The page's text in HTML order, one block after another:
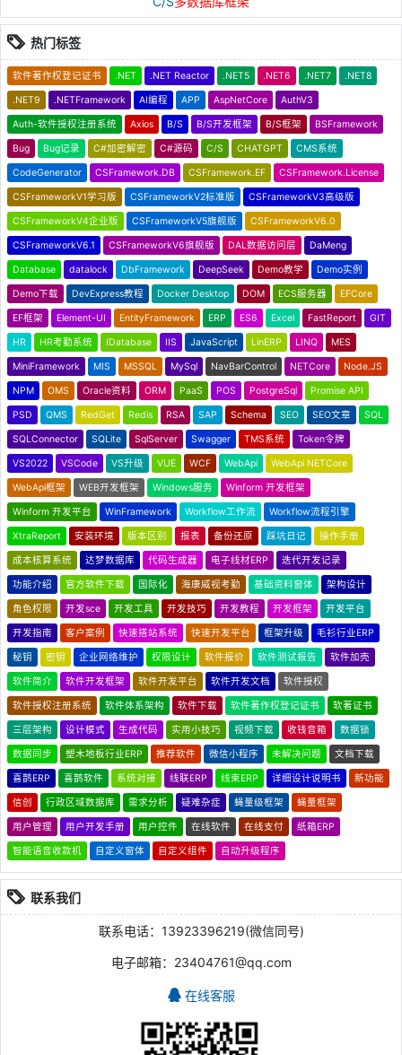
热门标签
软件著作权登记证书 .NET .NET Reactor .NET5 .NET6 .NET7 .NET8
.NET9 .NETFramework AI编程 APP AspNetCore AuthV3
Auth-软件授权注册系统 Axios B/S B/S开发框架 B/S框架 BSFramework
Bug Bug记录 C#加密解密 C#源码 C/S CHATGPT CMS系统
CodeGenerator CSFramework.DB CSFramework.EF CSFramework.License
CSFrameworkV1学习版 CSFrameworkV2标准版 CSFrameworkV3高级版
CSFrameworkV4企业版 CSFrameworkV5旗舰版 CSFrameworkV6.0
CSFrameworkV6.1 CSFrameworkV6旗舰版 DAL数据访问层 DaMeng
Database datalock DbFramework DeepSeek Demo教学 Demo实例
Demo下载 DevExpress教程 Docker Desktop DOM ECS服务器 EFCore
EF框架 Element-UI EntityFramework ERP ES6 Excel FastReport GIT
HR HR考勤系统 IDatabase IIS JavaScript LinERP LINQ MES
MiniFramework MIS MSSQL MySql NavBarControl NETCore Node.JS
NPM OMS Oracle资料 ORM PaaS POS PostgreSql Promise API
PSD QMS RedGet Redis RSA SAP Schema SEO SEO文章 SQL
SQLConnector SQLite SqlServer Swagger TMS系统 Token令牌
VS2022 VSCode VS升级 VUE WCF WebApi WebApi NETCore
WebApi框架 WEB开发框架 Windows服务 Winform 开发框架
Winform 开发平台 WinFramework Workflow工作流 Workflow流程引擎
XtraReport 安装环境 版本区别 报表 备份还原 踩坑日记 操作手册
成本核算系统 达梦数据库 代码生成器 电子线材ERP 迭代开发记录
功能介绍 官方软件下载 国际化 海康威视考勤 基础资料窗体 架构设计
角色权限 开发sce 开发工具 开发技巧 开发教程 开发框架 开发平台
开发指南 客户案例 快速搭站系统 快速开发平台 框架升级 毛衫行业ERP
秘钥 密钥 企业网络维护 权限设计 软件报价 软件测试报告 软件加壳
软件简介 软件开发框架 软件开发平台 软件开发文档 软件授权
软件授权注册系统 软件体系架构 软件下载 软件著作权登记证书 软著证书
三层架构 设计模式 生成代码 实用小技巧 视频下载 收钱音箱 数据锁
数据同步 塑木地板行业ERP 推荐软件 微信小程序 未解决问题 文档下载
喜鹊ERP 喜鹊软件 系统对接 线联ERP 线束ERP 详细设计说明书 新功能
信创 行政区域数据库 需求分析 疑难杂症 蝇量级框架 蝇量框架
用户管理 用户开发手册 用户控件 在线软件 在线支付 纸箱ERP
智能语音收款机 自定义窗体 自定义组件 自动升级程序
联系我们
联系电话：13923396219(微信同号)
电子邮箱：23404761@qq.com
在线客服